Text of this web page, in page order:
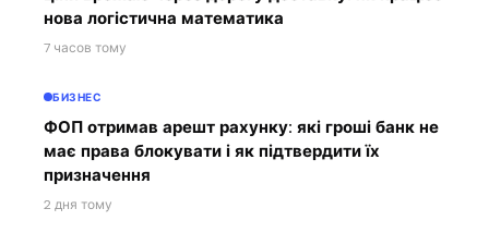
нова логістична математика
7 часов тому
БИЗНЕС
ФОП отримав арешт рахунку: які гроші банк не
має права блокувати і як підтвердити їх
призначення
2 дня тому